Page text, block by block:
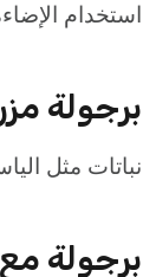
استخدام
برجولة
نباتات مثل
برجولة